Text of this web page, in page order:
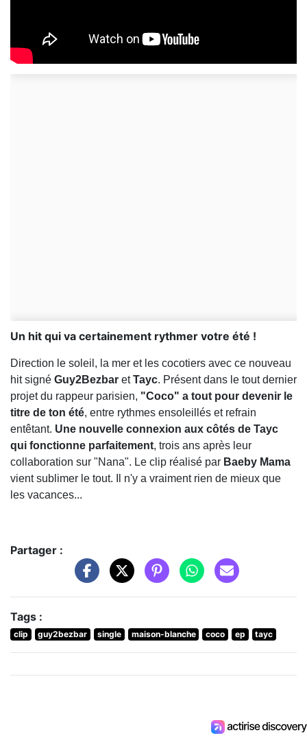
Un hit qui va certainement rythmer votre été !
Direction le soleil, la mer et les cocotiers avec ce nouveau
hit signé Guy2Bezbar etTayc. Présent dans le tout dernier
projet du rappeur parisien, "Coco" a tout pour devenir le
titre de ton été, entre rythmes ensoleillés et refrain
entêtant. Une nouvelle connexion aux côtés de Tayc
qui fonctionne parfaitement, trois ans après leur
collaboration sur "Nana". Le clip réalisé par Baeby Mama
vient sublimer le tout. Il n'y a vraiment rien de mieux que
les vacances...
Partager :
Tags :
clip guy2bezbar single maison-blanche coco ep tayc